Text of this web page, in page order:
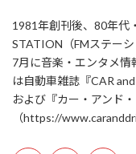
1981年創刊後、80年代
STATION（FMステー
7月に音楽・エンタメ情
は自動車雑誌『CAR
および『カー・アンド
（https://